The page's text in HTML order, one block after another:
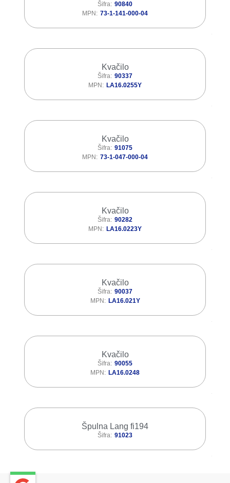
Šifra 90840
MPN
73-1-141-000-04
Kvačilo
Šifra 90337
MPN
LA16.0255Y
Kvačilo
Šifra 91075
MPN
73-1-047-000-04
Kvačilo
Šifra 90282
MPN
LA16.0223Y
Kvačilo
Šifra 90037
MPN
LA16.021Y
Kvačilo
Šifra 90055
MPN
LA16.0248
Špulna Lang fi194
Šifra 91023